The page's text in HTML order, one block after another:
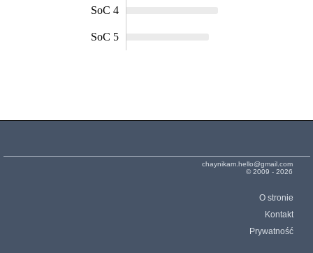
SoC 4
SoC 5
chaynikam.hello@gmail.com
© 2009 - 2026
O stronie
Kontakt
Prywatność